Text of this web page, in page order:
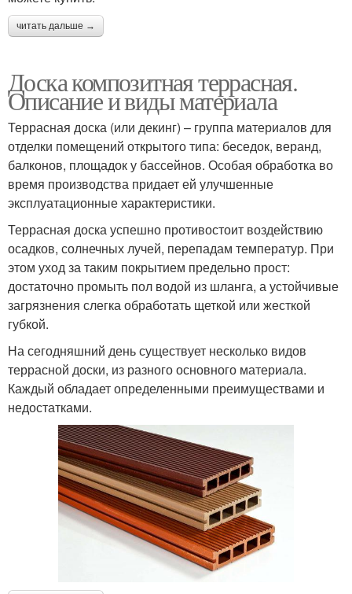
читать дальше →
Доска композитная террасная.
Описание и виды материала
Террасная доска (или декинг) – группа материалов для
отделки помещений открытого типа: беседок, веранд,
балконов, площадок у бассейнов. Особая обработка во
время производства придает ей улучшенные
эксплуатационные характеристики.
Террасная доска успешно противостоит воздействию
осадков, солнечных лучей, перепадам температур. При
этом уход за таким покрытием предельно прост:
достаточно промыть пол водой из шланга, а устойчивые
загрязнения слегка обработать щеткой или жесткой
губкой.
На сегодняшний день существует несколько видов
террасной доски, из разного основного материала.
Каждый обладает определенными преимуществами и
недостатками.